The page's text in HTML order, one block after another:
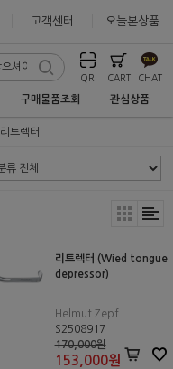
고객센터 오늘본상품
QR CART CHAT
구매물품조회 관심상품
리트렉터
리트렉터 (Wied tongue
depressor)
Helmut Zepf
S2508917
170,000원
153,000원